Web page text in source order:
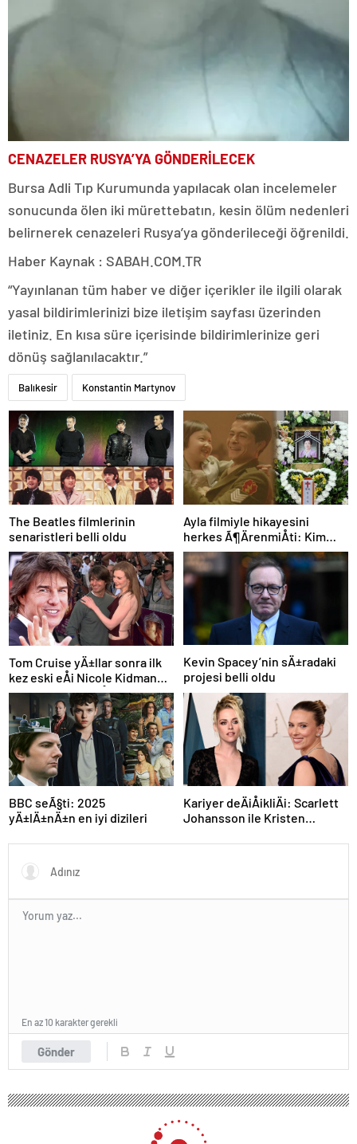
CENAZELER RUSYA’YA GÖNDERİLECEK
Bursa Adli Tıp Kurumunda yapılacak olan incelemeler
sonucunda ölen iki mürettebatın, kesin ölüm nedenleri
belirnerek cenazeleri Rusya’ya gönderileceği öğrenildi.
Haber Kaynak : SABAH.COM.TR
“Yayınlanan tüm haber ve diğer içerikler ile ilgili olarak
yasal bildirimlerinizi bize iletişim sayfası üzerinden
iletiniz. En kısa süre içerisinde bildirimlerinize geri
dönüş sağlanılacaktır.”
Balıkesir Konstantin Martynov
The Beatles filmlerinin
senaristleri belli oldu
Ayla filmiyle hikayesini
herkes Ã¶ÄrenmiÅti: Kim
Eunja hayatÄ±nÄ± kaybetti
Tom Cruise yÄ±llar sonra ilk
kez eski eÅi Nicole Kidman
hakkÄ±nda konuÅtu
Kevin Spacey’nin sÄ±radaki
projesi belli oldu
BBC seÃ§ti: 2025
yÄ±lÄ±nÄ±n en iyi dizileri
Kariyer deÄiÅikliÄi: Scarlett
Johansson ile Kristen
Gönder
En az 10 karakter gerekli